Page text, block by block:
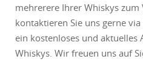
mehrerere Ihrer Whiskys zum
kontaktieren Sie uns gerne
ein kostenloses und
Whiskys. Wir freuen uns auf